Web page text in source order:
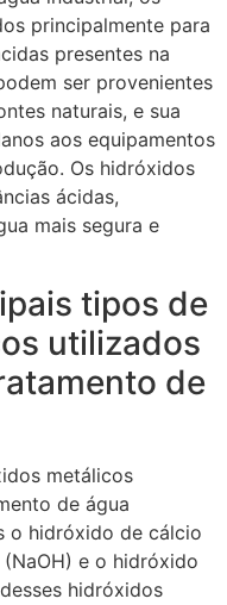
principalmente para
presentes na
ser provenientes
naturais, e sua
aos equipamentos
Os hidróxidos
ácidas,
mais segura e
tipos de
utilizados
de
metálicos
de água
o hidróxido de cálcio
e o hidróxido
hidróxidos